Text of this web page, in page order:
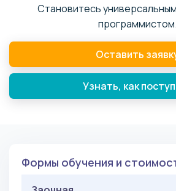
Становитесь
программистом.
Оставить
Узнать, как
Формы обучения и